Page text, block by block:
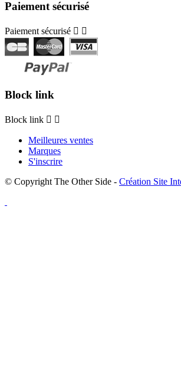
Paiement sécurisé
Paiement sécurisé  
Block link
Block link  
Meilleures ventes
Marques
S'inscrire
© Copyright The Other Side - Création Site